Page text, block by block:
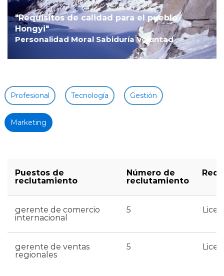
"Requisitos de calidad para el pueblo
Hongyi"
Personalidad Moral Sabiduría Voluntad
Profesional Tecnología Gestión
Marketing
Puestos de
reclutamiento
Número de
reclutamiento
gerente de comercio
internacional
5
gerente de ventas
regionales
5